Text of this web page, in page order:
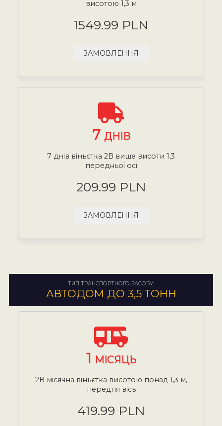
висотою 1,3 м
1549.99 PLN
ЗАМОВЛЕННЯ
7 ДНІВ
7 днів віньєтка 2B вище висоти 1,3
передньої осі
209.99 PLN
ЗАМОВЛЕННЯ
ТИП ТРАНСПОРТНОГО ЗАСОБУ:
АВТОДОМ ДО 3,5 ТОНН
1 МІСЯЦЬ
2В місячна віньєтка висотою понад 1,3 м,
передня вісь
419.99 PLN